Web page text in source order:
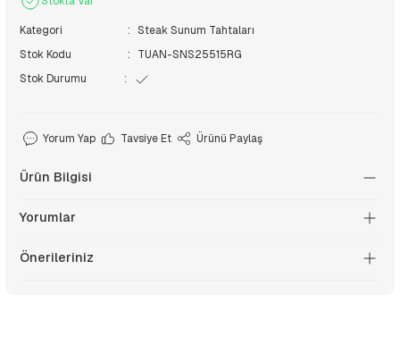
Kategori
Steak Sunum Tahtaları
Stok Kodu
TUAN-SNS25515RG
Stok Durumu
Yorum Yap Tavsiye Et Ürünü Paylaş
Ürün Bilgisi
Yorumlar
Önerileriniz